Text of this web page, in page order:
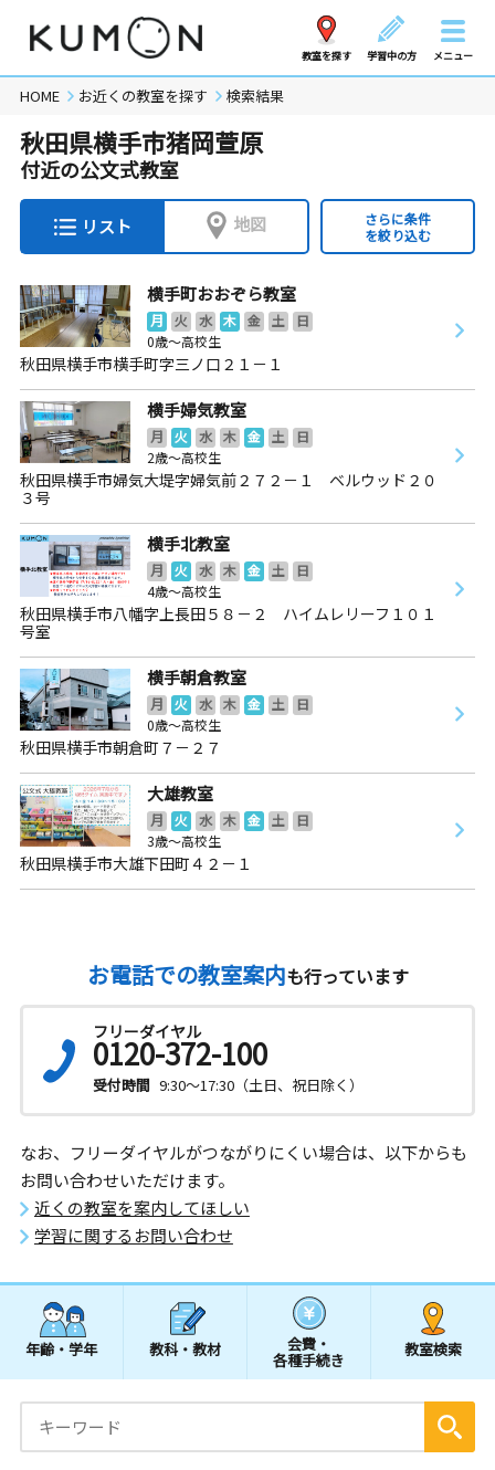
教室を探す 学習中の方 メニュー
HOME お近くの教室を探す 検索結果
秋田県横手市猪岡萱原
付近の公文式教室
リスト 地図
さらに条件
を絞り込む
横手町おおぞら教室
月 火 水 木 金 土
日
0歳～高校生
秋田県横手市横手町字三ノ口２１－１
横手婦気教室
月 火 水 木 金 土
日
2歳～高校生
秋田県横手市婦気大堤字婦気前２７２－１ ベルウッド２０
３号
横手北教室
月 火 水 木 金 土
日
4歳～高校生
秋田県横手市八幡字上長田５８－２ ハイムレリーフ１０１
号室
横手朝倉教室
月 火 水 木 金 土
日
0歳～高校生
秋田県横手市朝倉町７－２７
大雄教室
月 火 水 木 金 土
日
3歳～高校生
秋田県横手市大雄下田町４２－１
お電話での教室案内も行っています
フリーダイヤル
0120-372-100
受付時間 9:30～17:30（土日、祝日除く）
なお、フリーダイヤルがつながりにくい場合は、以下からも
お問い合わせいただけます。
近くの教室を案内してほしい
学習に関するお問い合わせ
年齢・学年 教科・教材 会費・
各種手続き
教室検索